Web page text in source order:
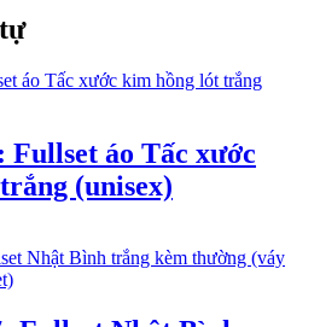
Fullset áo Tấc xước
(unisex)